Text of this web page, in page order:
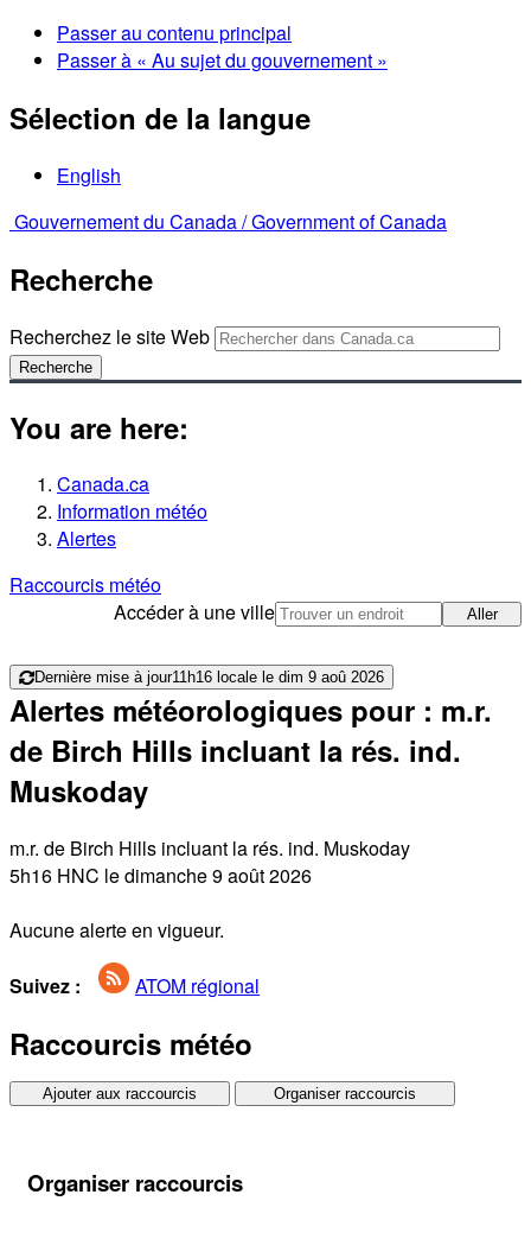
Passer au contenu principal
Passer à « Au sujet du gouvernement »
Sélection de la langue
English
Gouvernement du Canada /Government of Canada
Recherche
Recherchez le site Web
Recherche
You are here:
Canada.ca
Information météo
Alertes
Raccourcis météo
Accéder à une ville
Aller
Dernière mise à jour11h16 locale le dim 9 aoû 2026
Alertes météorologiques pour : m.r.
de Birch Hills incluant la rés. ind.
Muskoday
m.r. de Birch Hills incluant la rés. ind. Muskoday
5h16 HNC le dimanche 9 août 2026
Aucune alerte en vigueur.
Suivez : ATOM régional
Raccourcis météo
Ajouter aux raccourcis Organiser raccourcis
Organiser raccourcis